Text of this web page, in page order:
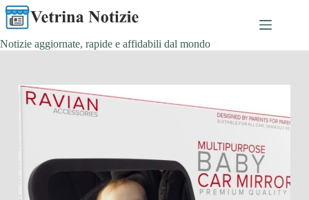
Salta
al
contenuto
Notizie aggiornate, rapide e affidabili dal mondo